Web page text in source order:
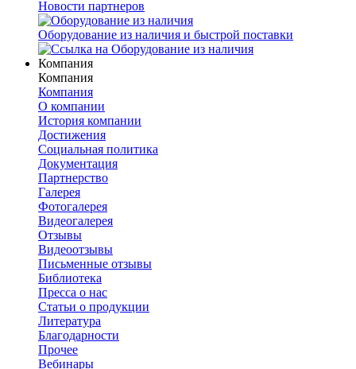
Новости партнеров
Оборудование из наличия и быстрой поставки
Компания
Компания
Компания
О компании
История компании
Достижения
Социальная политика
Документация
Партнерство
Галерея
Фотогалерея
Видеогалерея
Отзывы
Видеоотзывы
Письменные отзывы
Библиотека
Пресса о нас
Статьи о продукции
Литература
Благодарности
Прочее
Вебинары